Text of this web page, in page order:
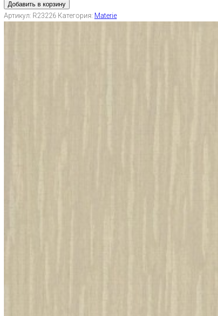
Добавить в корзину
Артикул: R23226 Категория: Materie